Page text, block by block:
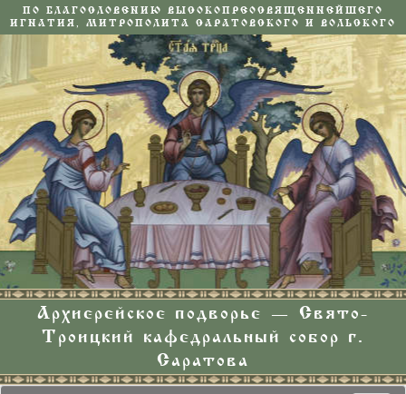
ПО БЛАГОСЛОВЕНИЮ ВЫСОКОПРЕОСВЯЩЕННЕЙШЕГО
ИГНАТИЯ, МИТРОПОЛИТА САРАТОВСКОГО И ВОЛЬСКОГО
Архиерейское подворье — Свято-
Троицкий кафедральный собор г.
Саратова